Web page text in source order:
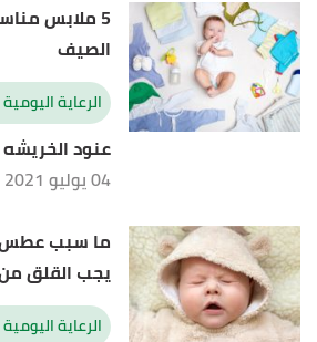
5 ملابس
الصيف
الرعاية
عنود الخريشه
04 يوليو 2021
ما سبب عطس
يجب القلق
الرعاية